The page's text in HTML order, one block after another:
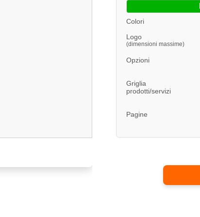
Colori
Logo
(dimensioni massime)
Opzioni
Griglia
prodotti/servizi
Pagine